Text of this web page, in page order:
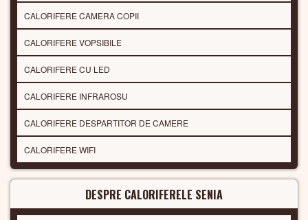
CALORIFERE CAMERA COPII
CALORIFERE VOPSIBILE
CALORIFERE CU LED
CALORIFERE INFRAROSU
CALORIFERE DESPARTITOR DE CAMERE
CALORIFERE WIFI
DESPRE CALORIFERELE SENIA